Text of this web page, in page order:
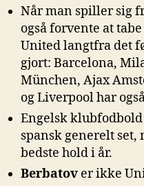
Når man spiller sig
også forvente at
United langtfra det
gjort: Barcelona,
München, Ajax
og Liverpool har
Engelsk
spansk generelt set,
bedste hold i år.
Berbatov er ikke